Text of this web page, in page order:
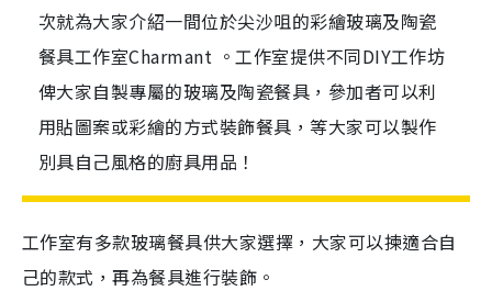
次就為大家介紹一間位於尖沙咀的彩繪玻璃及陶瓷
餐具工作室Charmant 。工作室提供不同DIY工作坊
俾大家自製專屬的玻璃及陶瓷餐具，參加者可以利
用貼圖案或彩繪的方式裝飾餐具，等大家可以製作
別具自己風格的廚具用品！
工作室有多款玻璃餐具供大家選擇，大家可以揀適合自
己的款式，再為餐具進行裝飾。